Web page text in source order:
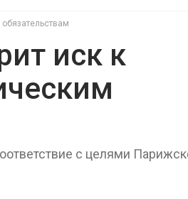
иск к
с целями
вода с крыш
помочь городам